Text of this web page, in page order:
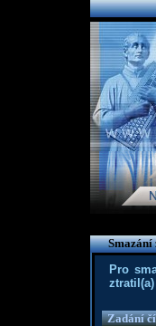
Smazání
Pro
Zadání